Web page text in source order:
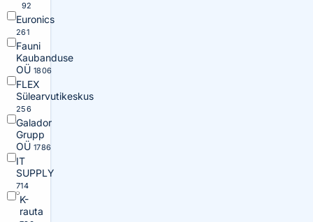
92
Euronics
261
Fauni
Kaubanduse
OÜ 1806
FLEX
Sülearvutikeskus
256
Galador
Grupp
OÜ 1786
IT
SUPPLY
714
K-
rauta